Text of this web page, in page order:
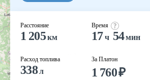
Расстояние
1 205км
Расход топлива
338л
Время
17ч 54мин
За Платон
1 760₽